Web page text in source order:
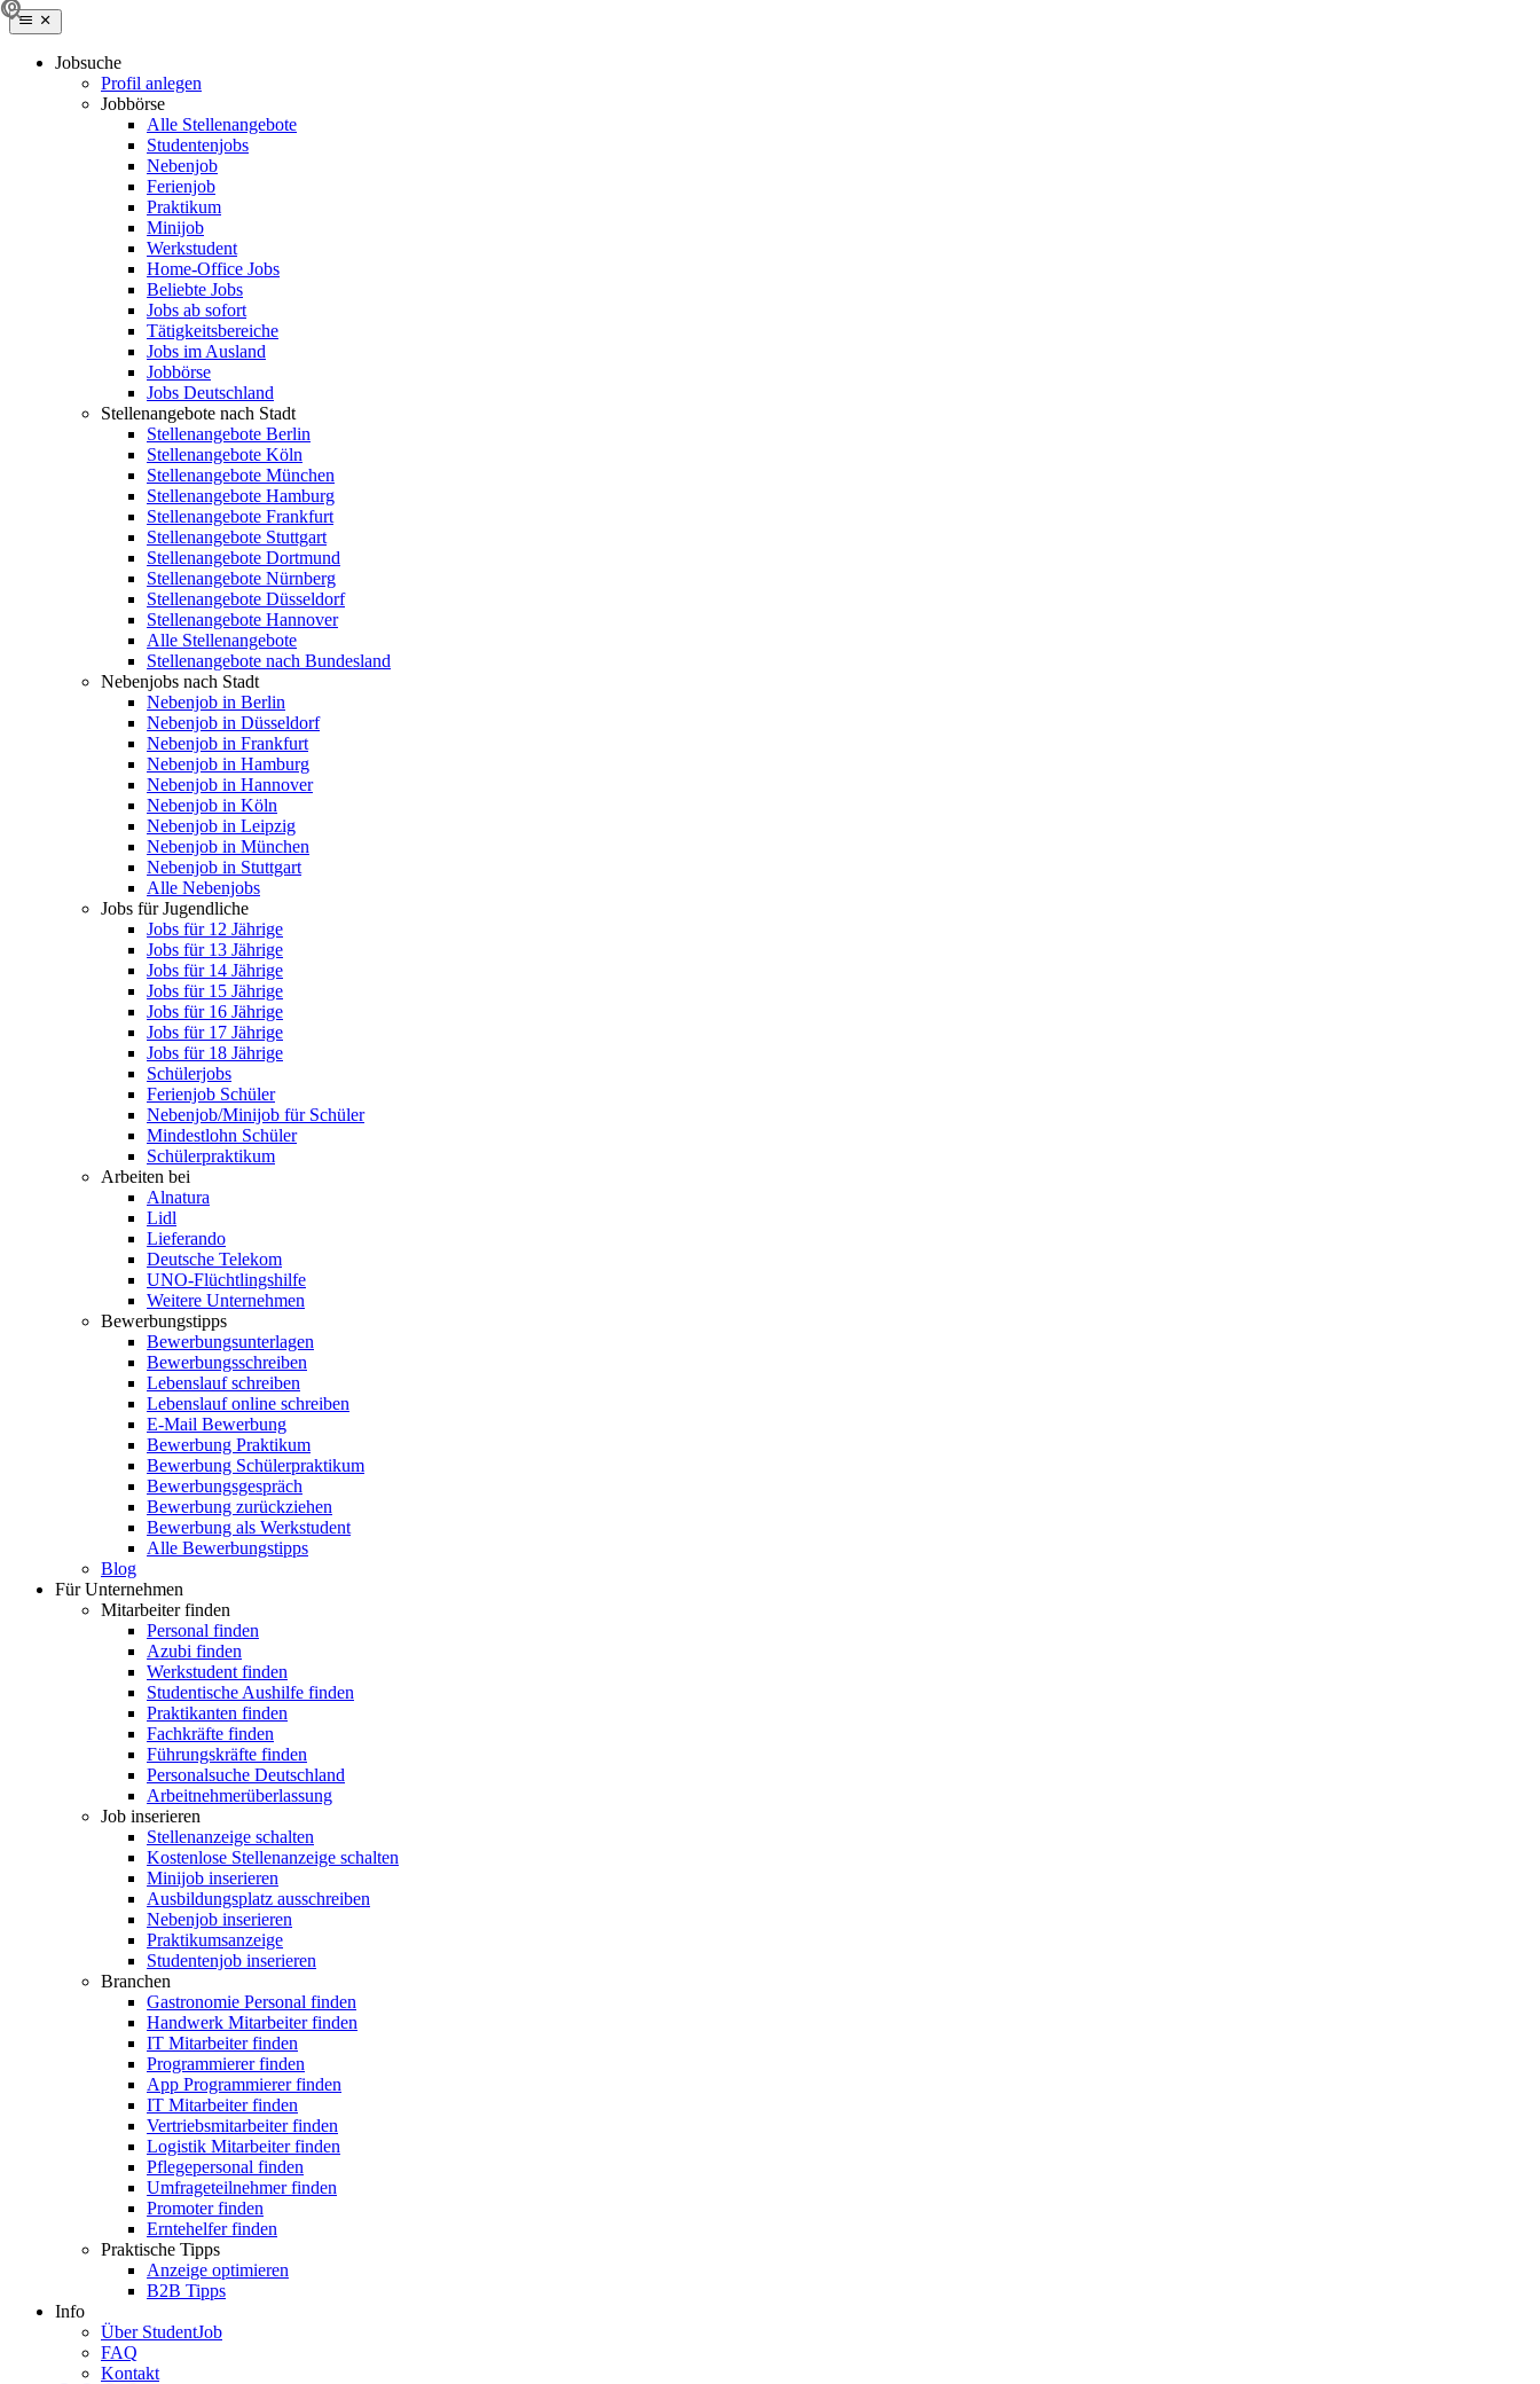
Jobsuche
Profil anlegen
Jobbörse
Alle Stellenangebote
Studentenjobs
Nebenjob
Ferienjob
Praktikum
Minijob
Werkstudent
Home-Office Jobs
Beliebte Jobs
Jobs ab sofort
Tätigkeitsbereiche
Jobs im Ausland
Jobbörse
Jobs Deutschland
Stellenangebote nach Stadt
Stellenangebote Berlin
Stellenangebote Köln
Stellenangebote München
Stellenangebote Hamburg
Stellenangebote Frankfurt
Stellenangebote Stuttgart
Stellenangebote Dortmund
Stellenangebote Nürnberg
Stellenangebote Düsseldorf
Stellenangebote Hannover
Alle Stellenangebote
Stellenangebote nach Bundesland
Nebenjobs nach Stadt
Nebenjob in Berlin
Nebenjob in Düsseldorf
Nebenjob in Frankfurt
Nebenjob in Hamburg
Nebenjob in Hannover
Nebenjob in Köln
Nebenjob in Leipzig
Nebenjob in München
Nebenjob in Stuttgart
Alle Nebenjobs
Jobs für Jugendliche
Jobs für 12 Jährige
Jobs für 13 Jährige
Jobs für 14 Jährige
Jobs für 15 Jährige
Jobs für 16 Jährige
Jobs für 17 Jährige
Jobs für 18 Jährige
Schülerjobs
Ferienjob Schüler
Nebenjob/Minijob für Schüler
Mindestlohn Schüler
Schülerpraktikum
Arbeiten bei
Alnatura
Lidl
Lieferando
Deutsche Telekom
UNO-Flüchtlingshilfe
Weitere Unternehmen
Bewerbungstipps
Bewerbungsunterlagen
Bewerbungsschreiben
Lebenslauf schreiben
Lebenslauf online schreiben
E-Mail Bewerbung
Bewerbung Praktikum
Bewerbung Schülerpraktikum
Bewerbungsgespräch
Bewerbung zurückziehen
Bewerbung als Werkstudent
Alle Bewerbungstipps
Blog
Für Unternehmen
Mitarbeiter finden
Personal finden
Azubi finden
Werkstudent finden
Studentische Aushilfe finden
Praktikanten finden
Fachkräfte finden
Führungskräfte finden
Personalsuche Deutschland
Arbeitnehmerüberlassung
Job inserieren
Stellenanzeige schalten
Kostenlose Stellenanzeige schalten
Minijob inserieren
Ausbildungsplatz ausschreiben
Nebenjob inserieren
Praktikumsanzeige
Studentenjob inserieren
Branchen
Gastronomie Personal finden
Handwerk Mitarbeiter finden
IT Mitarbeiter finden
Programmierer finden
App Programmierer finden
IT Mitarbeiter finden
Vertriebsmitarbeiter finden
Logistik Mitarbeiter finden
Pflegepersonal finden
Umfrageteilnehmer finden
Promoter finden
Erntehelfer finden
Praktische Tipps
Anzeige optimieren
B2B Tipps
Info
Über StudentJob
FAQ
Kontakt